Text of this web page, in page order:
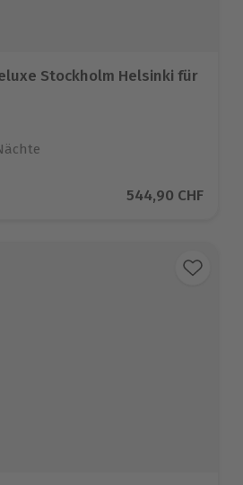
Stockholm Helsinki für
Aktueller Preis
544,90 CHF